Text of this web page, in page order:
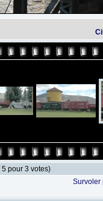
pour 3 votes)
Survoler